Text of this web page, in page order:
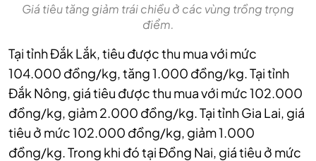
Giá tiêu tăng giảm trái chiều ở các vùng trồng trọng
điểm.
Tại tỉnh Đắk Lắk, tiêu được thu mua với mức
104.000 đồng/kg, tăng 1.000 đồng/kg. Tại tỉnh
Đắk Nông, giá tiêu được thu mua với mức 102.000
đồng/kg, giảm 2.000 đồng/kg. Tại tỉnh Gia Lai, giá
tiêu ở mức 102.000 đồng/kg, giảm 1.000
đồng/kg. Trong khi đó tại Đồng Nai, giá tiêu ở mức